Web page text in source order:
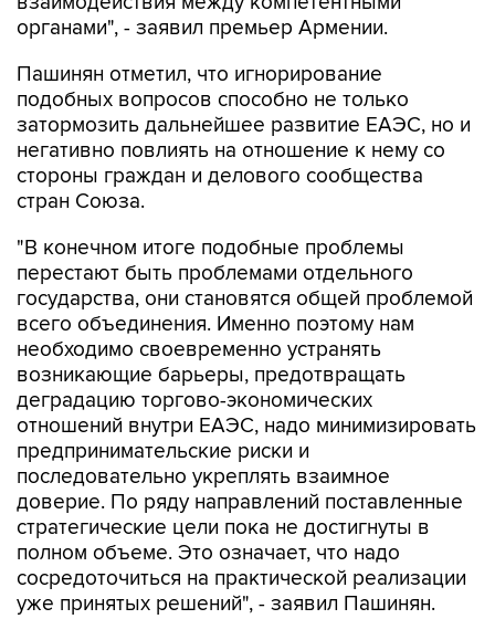
органами", - заявил премьер Армении.
Пашинян отметил, что игнорирование
подобных вопросов способно не только
затормозить дальнейшее развитие ЕАЭС, но и
негативно повлиять на отношение к нему со
стороны граждан и делового сообщества
стран Союза.
"В конечном итоге подобные проблемы
перестают быть проблемами отдельного
государства, они становятся общей проблемой
всего объединения. Именно поэтому нам
необходимо своевременно устранять
возникающие барьеры, предотвращать
деградацию торгово-экономических
отношений внутри ЕАЭС, надо минимизировать
предпринимательские риски и
последовательно укреплять взаимное
доверие. По ряду направлений поставленные
стратегические цели пока не достигнуты в
полном объеме. Это означает, что надо
сосредоточиться на практической реализации
уже принятых решений", - заявил Пашинян.